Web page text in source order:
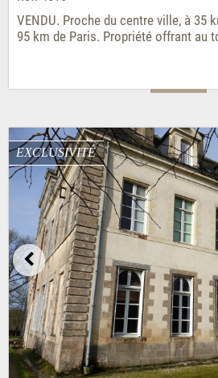
VENDU. Proche du centre ville, à 35
95 km de Paris. Propriété offrant au
EXCLUSIVITÉ